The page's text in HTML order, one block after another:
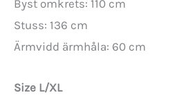
Byst omkrets: 110 cm
Stuss: 136 cm
Ärmvidd ärmhåla: 60 cm
Size L/XL